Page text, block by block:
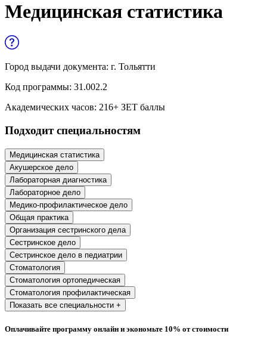
медицине
Образование и педагогические науки
Социология и социальная работа
и служащих
История и археология
Психологические науки
Техносферная безопасность и ОТ
Техносферная безопасность и
природообустройство
Экологическая безопасность в
Медицинская статистика
Город выдачи документа: г. Тольятти
Код программы: 31.002.2
Академических часов: 216+ ЗЕТ баллы
Подходит специальностям
Медицинская статистика
Акушерское дело
Лабораторная диагностика
Лабораторное дело
Медико-профилактическое дело
Общая практика
Организация сестринского дела
Сестринское дело
Сестринское дело в педиатрии
Стоматология
Стоматология ортопедическая
Стоматология профилактическая
Показать все специальности +
Оплачивайте программу онлайн и экономьте 10% от стоимости